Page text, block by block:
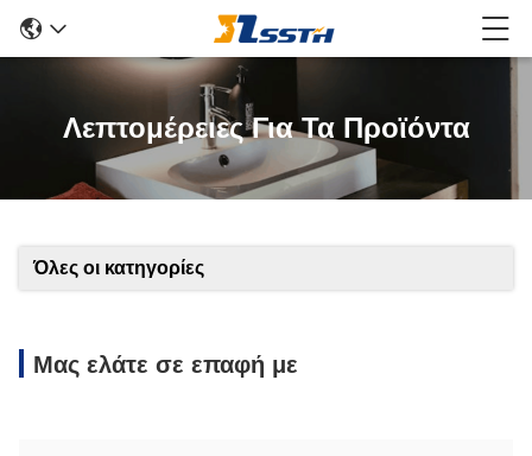
Λεπτομέρειες Για Τα Προϊόντα
Όλες οι κατηγορίες
Μας ελάτε σε επαφή με